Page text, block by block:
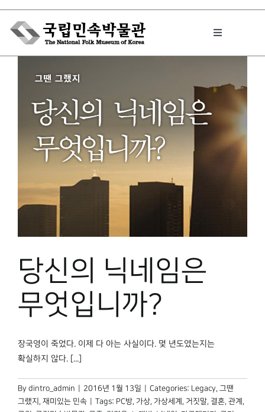
Skip
content
Toggle
박물관에서는
민속이야기
박물관 홈페이지
당신의 닉네임은
무엇입니까?
장국영이 죽었다. 이제 다 아는 사실이다. 몇 년도였는지는
확실하지 않다. [...]
By dintro_admin 2016년 1월 13일 Categories: Legacy, 그땐
그랬지 , 재미있는 민속 Tags: PC방, 가상, 가상세계 , 거짓말, 결혼, 관계 ,